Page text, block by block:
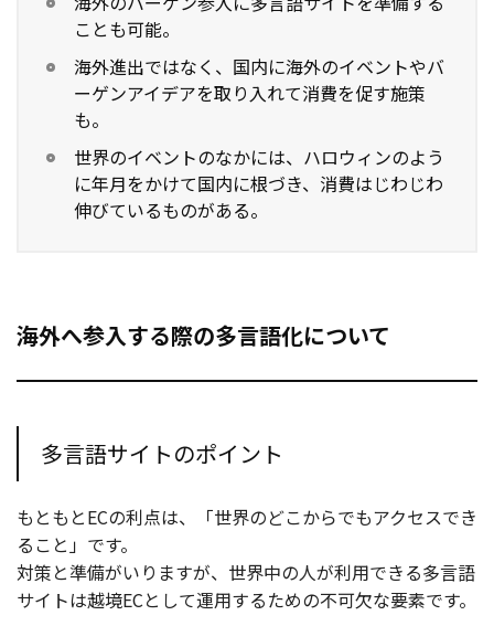
導入事例
お役立ち記事
お問い合わせ
ことも可能。
海外進出ではなく、国内に海外のイベントやバ
ーゲンアイデアを取り入れて消費を促す施策
も。
世界のイベントのなかには、ハロウィンのよう
に年月をかけて国内に根づき、消費はじわじわ
伸びているものがある。
海外へ参入する際の多言語化について
多言語サイトのポイント
もともとECの利点は、「世界のどこからでもアクセスでき
ること」です。
対策と準備がいりますが、世界中の人が利用できる多言語
サイトは越境ECとして運用するための不可欠な要素です。